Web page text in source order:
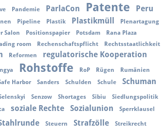
Pandemie ParlaCon Patente
Peru
Pipeline Plastik Plastikmüll
Plenartagung
Salon Positionspapier Potsdam Rana Plaza
room Rechenschaftspflicht
Rechtsstaatlichkeit
Reformen
regulatorische Kooperation
Rohstoffe RoP Rügen Rumänien
Harbor Sanders Schulden Schule Schuman
Senzow Shortages Sibiu Siedlungspolitik
soziale Rechte Sozialunion Sperrklausel
Steuern Strafzölle
Streikrecht